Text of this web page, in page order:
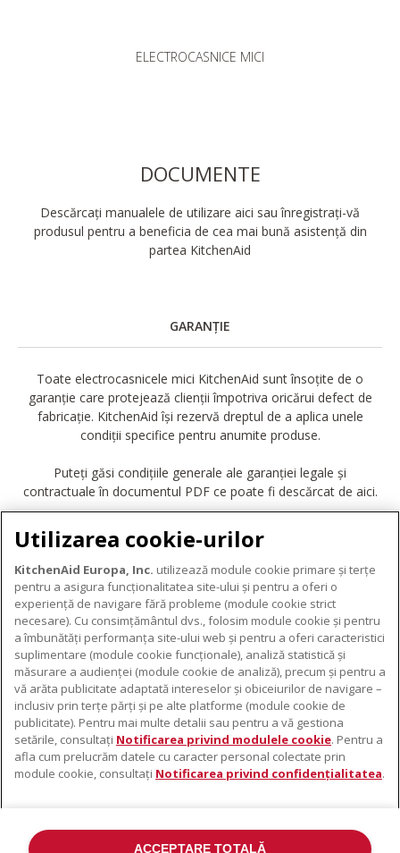
ELECTROCASNICE MICI
DOCUMENTE
Descărcați manualele de utilizare aici sau înregistrați-vă
produsul pentru a beneficia de cea mai bună asistență din
partea KitchenAid
GARANȚIE
Toate electrocasnicele mici KitchenAid sunt însoțite de o
garanție care protejează clienții împotriva oricărui defect de
fabricație. KitchenAid își rezervă dreptul de a aplica unele
condiții specifice pentru anumite produse.
Puteți găsi condițiile generale ale garanției legale și
contractuale în documentul PDF ce poate fi descărcat de aici.
DESCĂRCARE GARANȚIE
DESPRE KITCHENAID
Despre KitchenAid
Istoria mărcii
ODR
PRODUSELE NOASTRE
Electrocasnice mici
Accesorii pentru produse
SUPORT
De unde cumpărați
Localizator centre de service
Contacte
Utilizarea cookie-urilor
KitchenAid Europa, Inc. utilizează module cookie primare și terțe
pentru a asigura funcționalitatea site-ului și pentru a oferi o
experiență de navigare fără probleme (module cookie strict
necesare). Cu consimțământul dvs., folosim module cookie și pentru
a îmbunătăți performanța site-ului web și pentru a oferi caracteristici
suplimentare (module cookie funcționale), analiză statistică și
măsurare a audienței (module cookie de analiză), precum și pentru a
vă arăta publicitate adaptată intereselor și obiceiurilor de navigare –
inclusiv prin terțe părți și pe alte platforme (module cookie de
publicitate). Pentru mai multe detalii sau pentru a vă gestiona
setările, consultați Notificarea privind modulele cookie. Pentru a
afla cum prelucrăm datele cu caracter personal colectate prin
module cookie, consultați Notificarea privind confidențialitatea.
ACCEPTARE TOTALĂ